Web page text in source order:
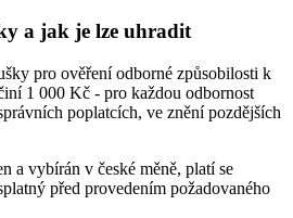
a jak je lze uhradit
pro ověření odborné způsobilosti k
1 000 Kč - pro každou odbornost
poplatcích, ve znění pozdějších
a vybírán v české měně, platí se
před provedením požadovaného